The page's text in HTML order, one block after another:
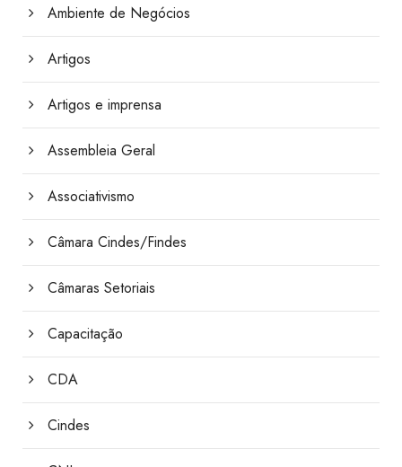
Ambiente de Negócios
Artigos
Artigos e imprensa
Assembleia Geral
Associativismo
Câmara Cindes/Findes
Câmaras Setoriais
Capacitação
CDA
Cindes